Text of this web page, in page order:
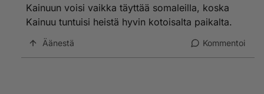
Kainuun voisi vaikka täyttää somaleilla, koska
Kainuu tuntuisi heistä hyvin kotoisalta paikalta.
Äänestä Kommentoi